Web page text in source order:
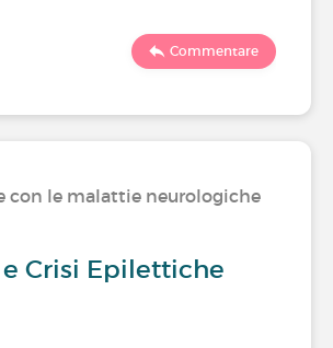
Commentare
con le malattie neurologiche
Crisi Epilettiche